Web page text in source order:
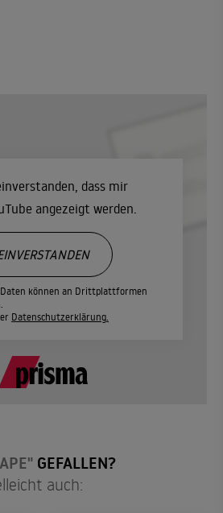
dass mir
angezeigt werden.
Daten können an Drittplattformen
Datenschutzerklärung.
GEFALLEN?
auch: